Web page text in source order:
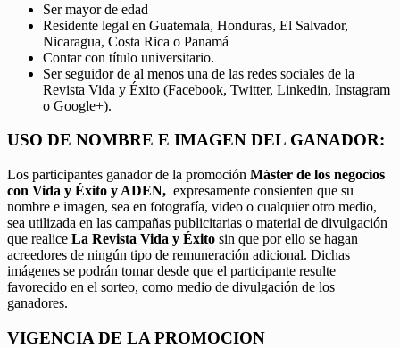
Ser mayor de edad
Residente legal en Guatemala, Honduras, El Salvador,
Nicaragua, Costa Rica o Panamá
Contar con título universitario.
Ser seguidor de al menos una de las redes sociales de la
Revista Vida y Éxito (Facebook, Twitter, Linkedin, Instagram
o Google+).
USO DE NOMBRE E IMAGEN DEL GANADOR:
Los participantes ganador de la promoción Máster de los negocios
con Vida y Éxito y ADEN, expresamente consienten que su
nombre e imagen, sea en fotografía, video o cualquier otro medio,
sea utilizada en las campañas publicitarias o material de divulgación
que realice La Revista Vida y Éxito sin que por ello se hagan
acreedores de ningún tipo de remuneración adicional. Dichas
imágenes se podrán tomar desde que el participante resulte
favorecido en el sorteo, como medio de divulgación de los
ganadores.
VIGENCIA DE LA PROMOCION